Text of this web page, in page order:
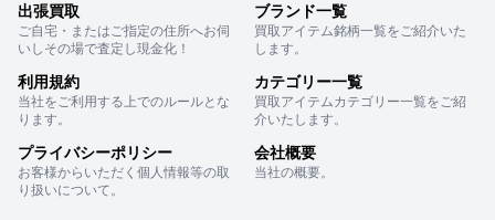
出張買取
ご自宅・またはご指定の住所へお伺
いしその場で査定し現金化！
ブランド一覧
買取アイテム銘柄一覧をご紹介いた
します。
利用規約
当社をご利用する上でのルールとな
ります。
カテゴリー一覧
買取アイテムカテゴリー一覧をご紹
介いたします。
プライバシーポリシー
お客様からいただく個人情報等の取
り扱いについて。
会社概要
当社の概要。